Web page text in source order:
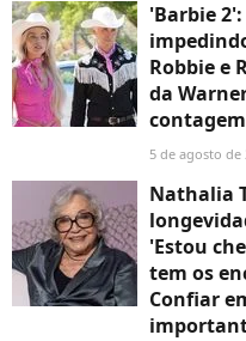
'Barbie
Robbie e
da
5 de agosto de
Nathalia
'Estou
tem os
Confiar